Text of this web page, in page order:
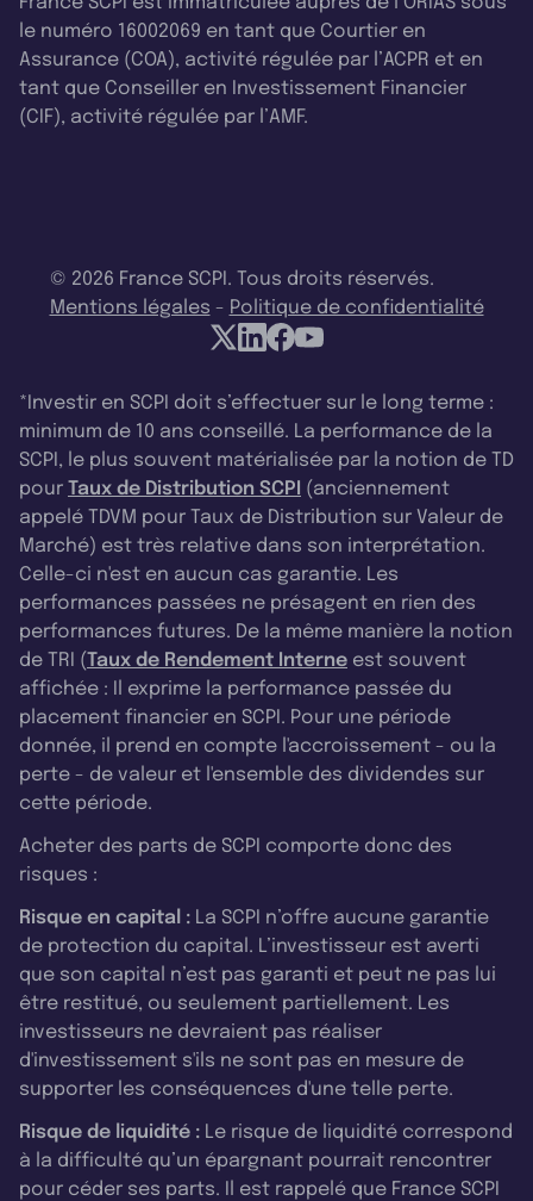
le numéro 16002069 en tant que Courtier en
Assurance (COA), activité régulée par l’ACPR et en
tant que Conseiller en Investissement Financier
(CIF), activité régulée par l’AMF.
© 2026 France SCPI. Tous droits réservés.
Mentions légales - Politique de confidentialité
*Investir en SCPI doit s’effectuer sur le long terme :
minimum de 10 ans conseillé. La performance de la
SCPI, le plus souvent matérialisée par la notion de TD
pour Taux de Distribution SCPI (anciennement
appelé TDVM pour Taux de Distribution sur Valeur de
Marché) est très relative dans son interprétation.
Celle-ci n'est en aucun cas garantie. Les
performances passées ne présagent en rien des
performances futures. De la même manière la notion
de TRI (Taux de Rendement Interne est souvent
affichée : Il exprime la performance passée du
placement financier en SCPI. Pour une période
donnée, il prend en compte l'accroissement - ou la
perte - de valeur et l'ensemble des dividendes sur
cette période.
Acheter des parts de SCPI comporte donc des
risques :
Risque en capital : La SCPI n’offre aucune garantie
de protection du capital. L’investisseur est averti
que son capital n’est pas garanti et peut ne pas lui
être restitué, ou seulement partiellement. Les
investisseurs ne devraient pas réaliser
d'investissement s'ils ne sont pas en mesure de
supporter les conséquences d'une telle perte.
Risque de liquidité : Le risque de liquidité correspond
à la difficulté qu’un épargnant pourrait rencontrer
pour céder ses parts. Il est rappelé que France SCPI